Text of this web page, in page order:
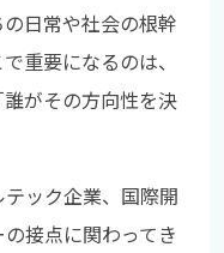
日常や社会の根幹
重要になるのは、
誰がその方向性を決
ック企業、国際開
接点に関わってき